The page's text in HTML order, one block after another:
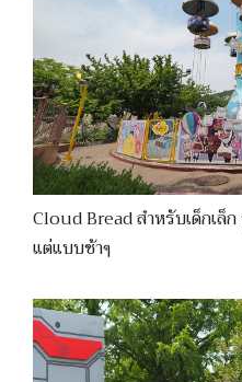
Cloud Bread สำหรับเด็กเล็
แต่แบบช้าๆ